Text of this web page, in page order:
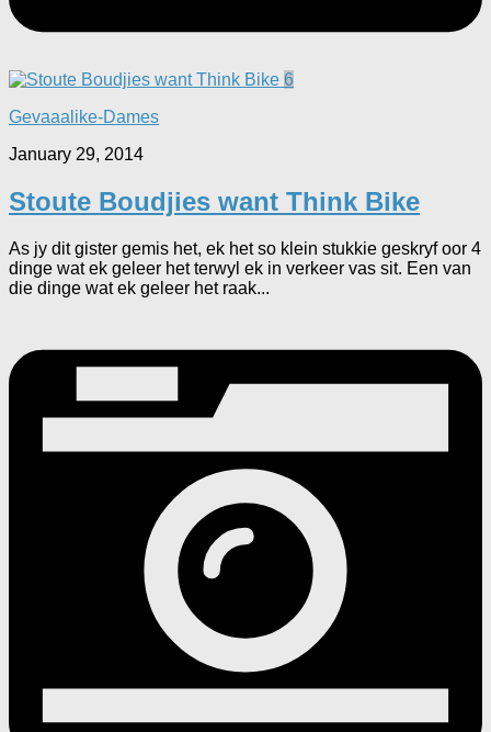
6
Gevaaalike-Dames
January 29, 2014
Stoute Boudjies want Think Bike
As jy dit gister gemis het, ek het so klein stukkie geskryf oor 4
dinge wat ek geleer het terwyl ek in verkeer vas sit. Een van
die dinge wat ek geleer het raak...